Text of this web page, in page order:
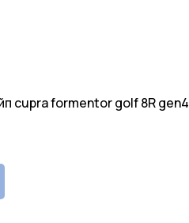
cupra formentor golf 8R gen4